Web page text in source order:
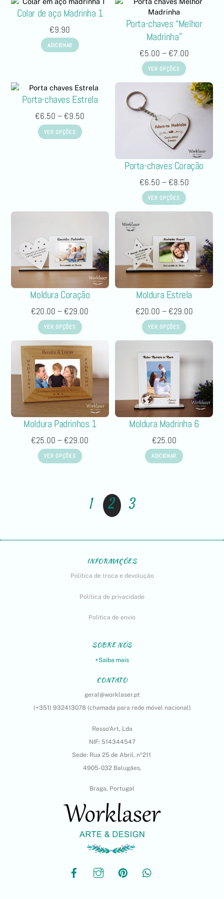
Colar de aço Madrinha 1
€9.90
ADICIONAR
Porta-chaves “Melhor
Madrinha”
€5.00 –€7.00
VER OPÇÕES
Porta-chaves Estrela
€6.50 –€9.50
VER OPÇÕES
Porta-chaves Coração
€6.50 –€8.50
VER OPÇÕES
Moldura Coração
€20.00 –€29.00
VER OPÇÕES
Moldura Estrela
€20.00 –€29.00
VER OPÇÕES
Moldura Padrinhos 1
€25.00 –€29.00
VER OPÇÕES
Moldura Madrinha 6
€25.00
ADICIONAR
1 2 3
INFORMAÇÕES
Política de troca e devolução
Política de privacidade
Política de envio
SOBRE NÓS
+Saiba mais
CONTATO
geral@worklaser.pt
(+351) 932413078 (chamada para rede móvel nacional)
Resso’Art, Lda
NIF: 514344547
Sede: Rua 25 de Abril, nº211
4905-032 Balugães,
Braga, Portugal